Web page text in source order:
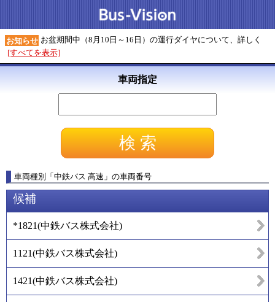
お知らせ お盆期間中（8月10日～16日）の運行ダイヤについて、詳しく
[すべてを表示]
車両指定
車両種別 「中鉄バス 高速 」 の車両番号
候補
*1821(中鉄バス株式会社)
1121(中鉄バス株式会社)
1421(中鉄バス株式会社)